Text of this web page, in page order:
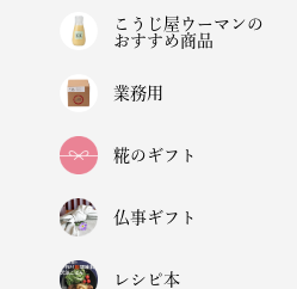
こうじ屋ウーマンの
おすすめ商品
業務用
糀のギフト
仏事ギフト
レシピ本